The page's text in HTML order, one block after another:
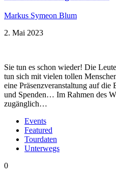
Markus Symeon Blum
2. Mai 2023
Sie tun es schon wieder! Die
tun sich mit vielen tollen
eine Präsenzveranstaltung auf die
und Spenden… Im Rahmen des
zugänglich…
Events
Featured
Tourdaten
Unterwegs
0